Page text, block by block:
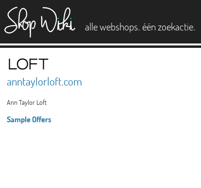
alle webshops. één zoekactie.
anntaylorloft.com
Ann Taylor Loft
Sample Offers